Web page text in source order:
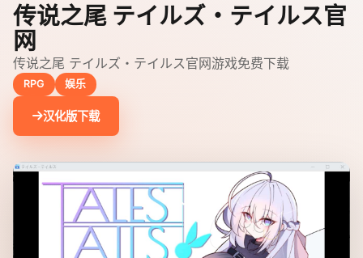
传说之尾 テイルズ・テイルス官
网
传说之尾 テイルズ・テイルス官网游戏免费下载
RPG 娱乐
汉化版下载